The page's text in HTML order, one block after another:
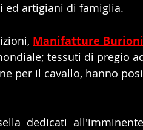
ed artigiani di famiglia.
Manifatture Burioni
tessuti di pregio
per il cavallo, hanno
dedicati